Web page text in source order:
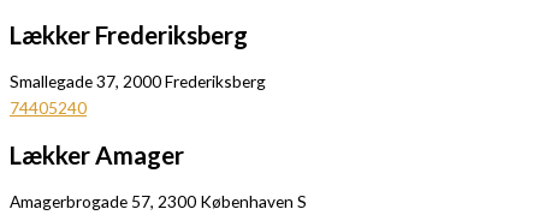
Lækker Frederiksberg
Smallegade 37, 2000 Frederiksberg
74405240
Lækker Amager
Amagerbrogade 57, 2300 Københaven S